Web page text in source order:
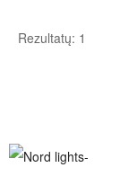
Rezultatų: 1